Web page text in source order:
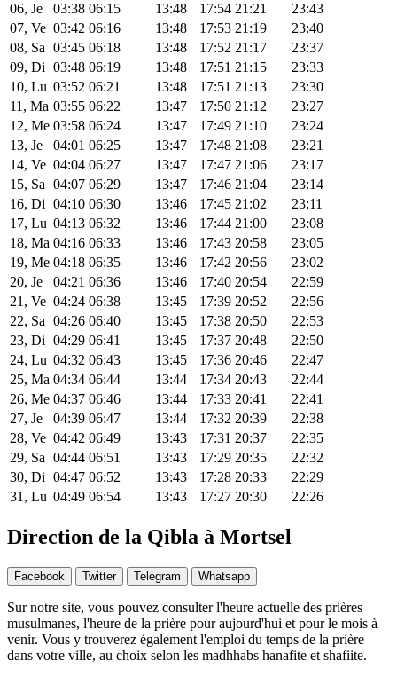
06, Je
03:38 06:15 13:48 17:54 21:21
23:43
07, Ve 03:42 06:16 13:48 17:53 21:19
23:40
08, Sa 03:45 06:18 13:48 17:52 21:17
23:37
09, Di 03:48 06:19 13:48 17:51 21:15
23:33
10, Lu 03:52 06:21 13:48 17:51 21:13
23:30
11, Ma 03:55 06:22 13:47 17:50 21:12
23:27
12, Me 03:58 06:24 13:47 17:49 21:10
23:24
13, Je
04:01 06:25 13:47 17:48 21:08
23:21
14, Ve 04:04 06:27 13:47 17:47 21:06
23:17
15, Sa 04:07 06:29 13:47 17:46 21:04
23:14
16, Di 04:10 06:30 13:46 17:45 21:02
23:11
17, Lu 04:13 06:32 13:46 17:44 21:00
23:08
18, Ma 04:16 06:33 13:46 17:43 20:58
23:05
19, Me 04:18 06:35 13:46 17:42 20:56
23:02
20, Je
04:21 06:36 13:46 17:40 20:54
22:59
21, Ve 04:24 06:38 13:45 17:39 20:52
22:56
22, Sa 04:26 06:40 13:45 17:38 20:50
22:53
23, Di 04:29 06:41 13:45 17:37 20:48
22:50
24, Lu 04:32 06:43 13:45 17:36 20:46
22:47
25, Ma 04:34 06:44 13:44 17:34 20:43
22:44
26, Me 04:37 06:46 13:44 17:33 20:41
22:41
27, Je
04:39 06:47 13:44 17:32 20:39
22:38
28, Ve 04:42 06:49 13:43 17:31 20:37
22:35
29, Sa 04:44 06:51 13:43 17:29 20:35
22:32
30, Di 04:47 06:52 13:43 17:28 20:33
22:29
31, Lu 04:49 06:54 13:43 17:27 20:30 22:26
Direction de la Qibla à Mortsel
Facebook Twitter Telegram Whatsapp
Sur notre site, vous pouvez consulter l'heure actuelle des prières
musulmanes, l'heure de la prière pour aujourd'hui et pour le mois à
venir. Vous y trouverez également l'emploi du temps de la prière
dans votre ville, au choix selon les madhhabs hanafite et shafiite.